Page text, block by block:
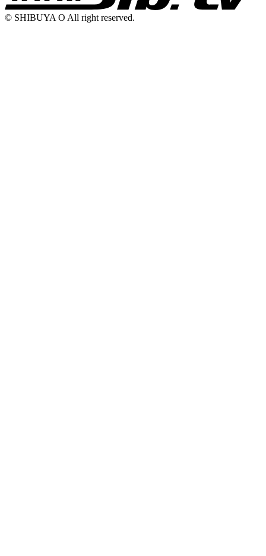
© SHIBUYA O All right reserved.